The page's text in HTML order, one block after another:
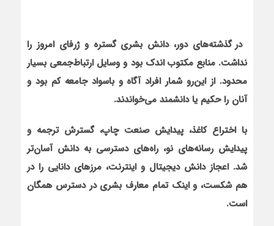
در گذشته‌های دور، دانش بشری گستره و ژرفای امروز را
نداشت. منابع مکتوب اندک بود و وسایل ارتباط‌جمعی بسیار
محدود. از این‌رو شمار افراد آگاه و باسواد جامعه کم بود و
آنان را حکیم یا دانشمند می‌خواندند.
با اختراع کاغذ، پیدایش صنعت چاپ، گسترش ترجمه و
پیدایش رسانه‌های نو، راه‌های دسترسی به دانش آسان‌تر
شد. اعجاز دانش دیجیتال و اینترنت، مرزهای دانایی را در
هم شکست، و اینک تمام معارف بشری در دسترس همگان
است.